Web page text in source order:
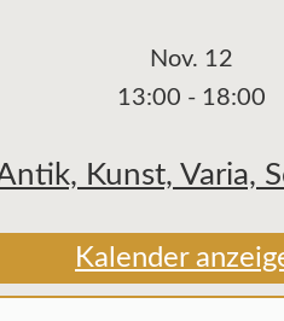
Nov. 12
13:00 - 18:00
Kunst, Varia,
Kalender